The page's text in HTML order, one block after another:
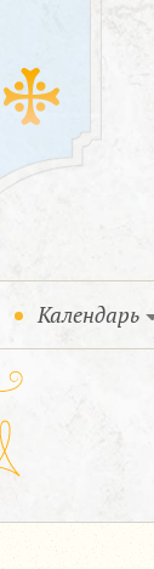
Календарь